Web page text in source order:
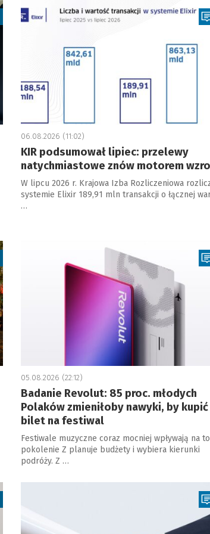
06.08.2026 (11:02)
KIR podsumował lipiec: przelewy
natychmiastowe znów motorem
W lipcu 2026 r. Krajowa Izba Rozliczeniowa
systemie Elixir 189,91 mln transakcji o łącznej
…
05.08.2026 (22:12)
Badanie Revolut: 85 proc. młodych
Polaków zmieniłoby nawyki, by kupić
bilet na festiwal
Festiwale muzyczne coraz mocniej wpływają na
pokolenie Z planuje budżety i wybiera kierunki
podróży. Z …
a